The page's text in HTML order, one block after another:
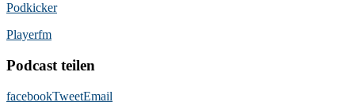
Podkicker
Playerfm
Podcast teilen
facebookTweetEmail